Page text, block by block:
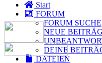
Start
FORUM
FORUM SUCHE
NEUE
DEINE
DATEIEN